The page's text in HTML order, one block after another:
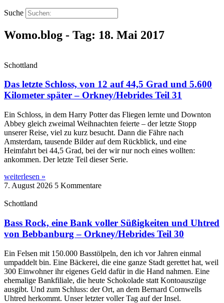
Suche
Womo.blog - Tag: 18. Mai 2017
Schottland
Das letzte Schloss, von 12 auf 44,5 Grad und 5.600
Kilometer später – Orkney/Hebrides Teil 31
Ein Schloss, in dem Harry Potter das Fliegen lernte und Downton
Abbey gleich zweimal Weihnachten feierte – der letzte Stopp
unserer Reise, viel zu kurz besucht. Dann die Fähre nach
Amsterdam, tausende Bilder auf dem Rückblick, und eine
Heimfahrt bei 44,5 Grad, bei der wir nur noch eines wollten:
ankommen. Der letzte Teil dieser Serie.
weiterlesen »
7. August 2026 5 Kommentare
Schottland
Bass Rock, eine Bank voller Süßigkeiten und Uhtred
von Bebbanburg – Orkney/Hebrides Teil 30
Ein Felsen mit 150.000 Basstölpeln, den ich vor Jahren einmal
umpaddelt bin. Eine Bäckerei, die eine ganze Stadt gerettet hat, weil
300 Einwohner ihr eigenes Geld dafür in die Hand nahmen. Eine
ehemalige Bankfiliale, die heute Schokolade statt Kontoauszüge
ausgibt. Und zum Schluss: der Ort, an dem Bernard Cornwells
Uhtred herkommt. Unser letzter voller Tag auf der Insel.